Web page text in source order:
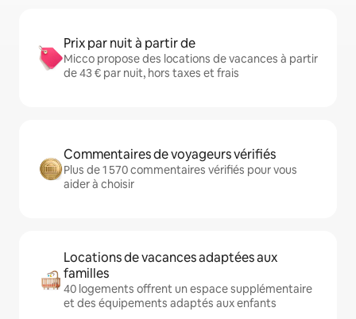
Prix par nuit à partir de
Micco propose des locations de vacances à partir
de 43 € par nuit, hors taxes et frais
Commentaires de voyageurs vérifiés
Plus de 1 570 commentaires vérifiés pour vous
aider à choisir
Locations de vacances adaptées aux
familles
40 logements offrent un espace supplémentaire
et des équipements adaptés aux enfants